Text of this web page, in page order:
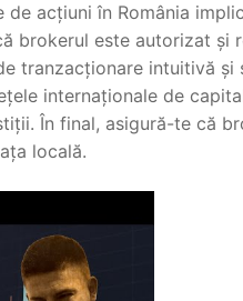
acțiuni în România
brokerul este autorizat și
tranzacționare intuitivă
internaționale de
În final, asigură-te că
locală.